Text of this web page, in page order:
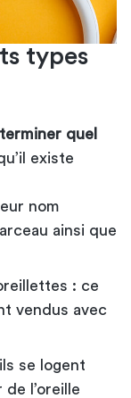
types
quel
existe
nom
ainsi que
: ce
vendus avec
se logent
l’oreille